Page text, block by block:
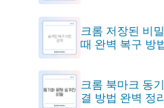
크롬 저장된 비
때 완벽 복구 방
크롬 북마크 동
결 방법 완벽 정